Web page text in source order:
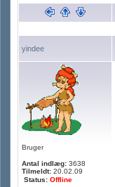
yindee
Bruger
Antal indlæg: 3638
Tilmeldt: 20.02.09
Status: Offline